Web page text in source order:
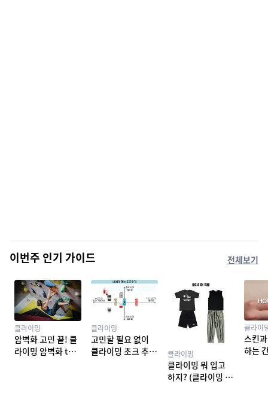
이번주 인기 가이드 전체보기
클라이밍
암벽화 고민 끝! 클
라이밍 암벽화 top
클라이밍
고민할 필요 없이
클라이밍 초크 추천
클라이밍
클라이밍 뭐 입고
하지? (클라이밍 복
클라이
스킨
하는